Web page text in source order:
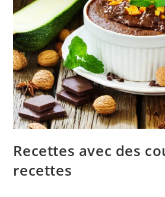
Recettes avec des
recettes